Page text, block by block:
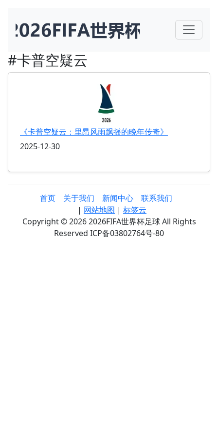
#卡普空疑云
《卡普空疑云：里昂风雨飘摇的晚年传奇》
2025-12-30
首页 关于我们 新闻中心
联系我们
| 网站地图 | 标签云
Copyright © 2026 2026FIFA世界杯足球 All Rights
Reserved ICP备03802764号-80